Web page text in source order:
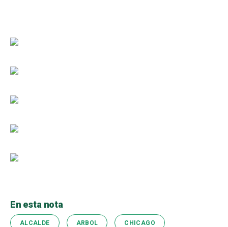
En esta nota
ALCALDE ARBOL CHICAGO